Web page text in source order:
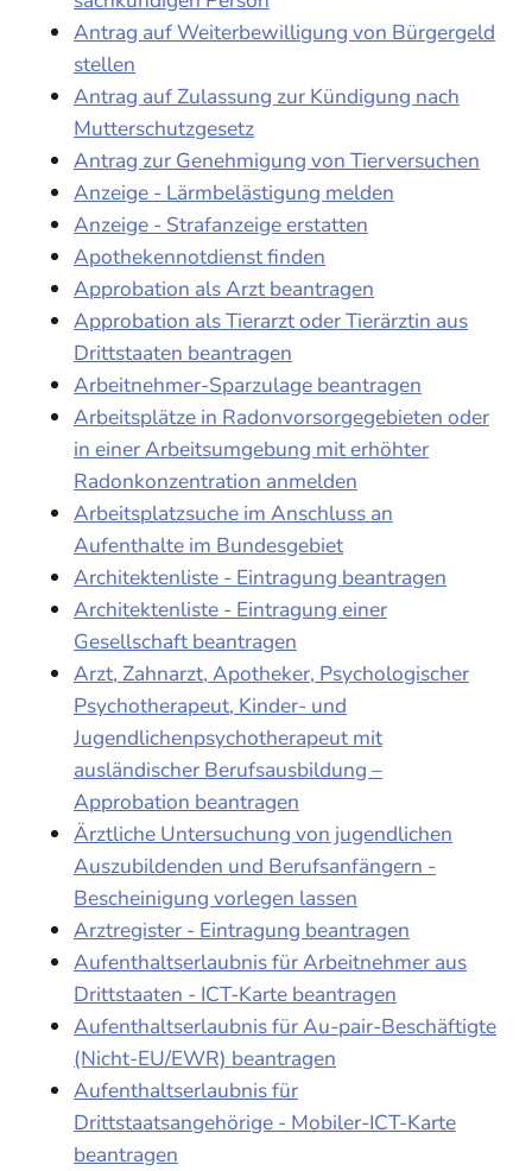
Antrag auf Weiterbewilligung von Bürgergeld
stellen
Antrag auf Zulassung zur Kündigung nach
Mutterschutzgesetz
Antrag zur Genehmigung von Tierversuchen
Anzeige - Lärmbelästigung melden
Anzeige - Strafanzeige erstatten
Apothekennotdienst finden
Approbation als Arzt beantragen
Approbation als Tierarzt oder Tierärztin aus
Drittstaaten beantragen
Arbeitnehmer-Sparzulage beantragen
Arbeitsplätze in Radonvorsorgegebieten oder
in einer Arbeitsumgebung mit erhöhter
Radonkonzentration anmelden
Arbeitsplatzsuche im Anschluss an
Aufenthalte im Bundesgebiet
Architektenliste - Eintragung beantragen
Architektenliste - Eintragung einer
Gesellschaft beantragen
Arzt, Zahnarzt, Apotheker, Psychologischer
Psychotherapeut, Kinder- und
Jugendlichenpsychotherapeut mit
ausländischer Berufsausbildung –
Approbation beantragen
Ärztliche Untersuchung von jugendlichen
Auszubildenden und Berufsanfängern -
Bescheinigung vorlegen lassen
Arztregister - Eintragung beantragen
Aufenthaltserlaubnis für Arbeitnehmer aus
Drittstaaten - ICT-Karte beantragen
Aufenthaltserlaubnis für Au-pair-Beschäftigte
(Nicht-EU/EWR) beantragen
Aufenthaltserlaubnis für
Drittstaatsangehörige - Mobiler-ICT-Karte
beantragen